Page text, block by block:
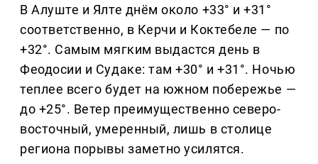
В Алуште и Ялте днём около +33° и +31°
соответственно, в Керчи и Коктебеле — по
+32°. Самым мягким выдастся день в
Феодосии и Судаке: там +30° и +31°. Ночью
теплее всего будет на южном побережье —
до +25°. Ветер преимущественно северо-
восточный, умеренный, лишь в столице
региона порывы заметно усилятся.